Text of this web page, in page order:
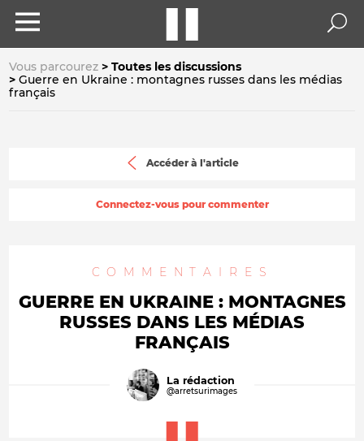
Vous parcourez
Toutes les discussions
Guerre en Ukraine : montagnes russes dans les médias
français
Accéder à l'article
Connectez-vous pour commenter
COMMENTAIRES
GUERRE EN UKRAINE : MONTAGNES
RUSSES DANS LES MÉDIAS
FRANÇAIS
La rédaction
@arretsurimages